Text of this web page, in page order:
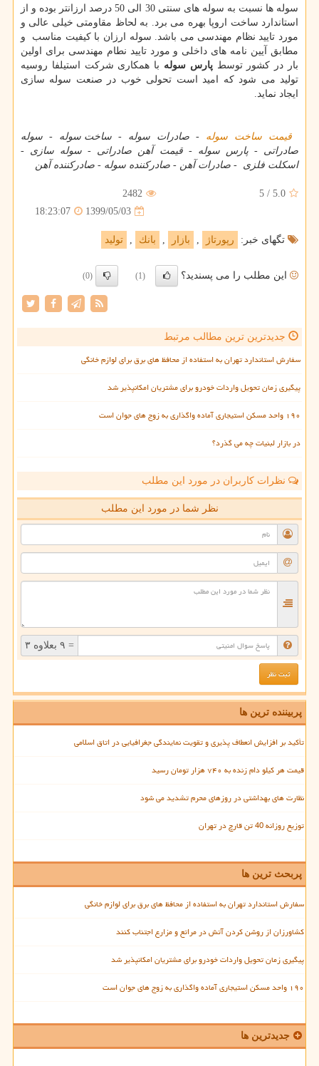
سوله ها نسبت به سوله های سنتی 30 الی 50 درصد ارزانتر بوده و از
استاندارد ساخت اروپا بهره می برد. به لحاظ مقاومتی خیلی عالی و
مورد تایید نظام مهندسی می باشد. سوله ارزان با کیفیت مناسب و
مطابق آیین نامه های داخلی و مورد تایید نطام مهندسی برای اولین
بار در کشور توسطپارس سوله با همکاری شرکت استیلفا روسیه
تولید می شود که امید است تحولی خوب در صنعت سوله سازی
ایجاد نماید.
قیمت ساخت سوله - صادرات سوله - ساخت سوله - سوله
صادراتی -پارس سوله -قیمت آهن صادراتی - سوله سازی -
اسکلت فلزی - صادرات آهن - صادرکننده سوله - صادرکننده آهن
5.0
/
5
2482
1399/05/03
18:23:07
تگهای خبر: رپورتاژ , بازار , بانك , تولید
این مطلب را می پسندید؟ (1)
(0)
جدیدترین ترین مطالب مرتبط
سفارش استاندارد تهران به استفاده از محافظ های برق برای لوازم خانگی
پیگیری زمان تحویل واردات خودرو برای مشتریان امکانپذیر شد
۱۹۰ واحد مسکن استیجاری آماده واگذاری به زوج های جوان است
در بازار لبنیات چه می گذرد؟
نظرات کاربران در مورد این مطلب
نظر شما در مورد این مطلب
= ۹ بعلاوه ۳
پربیننده ترین ها
تأکید بر افزایش انعطاف پذیری و تقویت نمایندگی جغرافیایی در اتاق اسلامی
قیمت هر کیلو دام زنده به ۷۴۰ هزار تومان رسید
نظارت های بهداشتی در روزهای محرم تشدید می شود
توزیع روزانه 40 تن قارچ در تهران
پربحث ترین ها
سفارش استاندارد تهران به استفاده از محافظ های برق برای لوازم خانگی
کشاورزان از روشن کردن آتش در مراتع و مزارع اجتناب کنند
پیگیری زمان تحویل واردات خودرو برای مشتریان امکانپذیر شد
۱۹۰ واحد مسکن استیجاری آماده واگذاری به زوج های جوان است
جدیدترین ها